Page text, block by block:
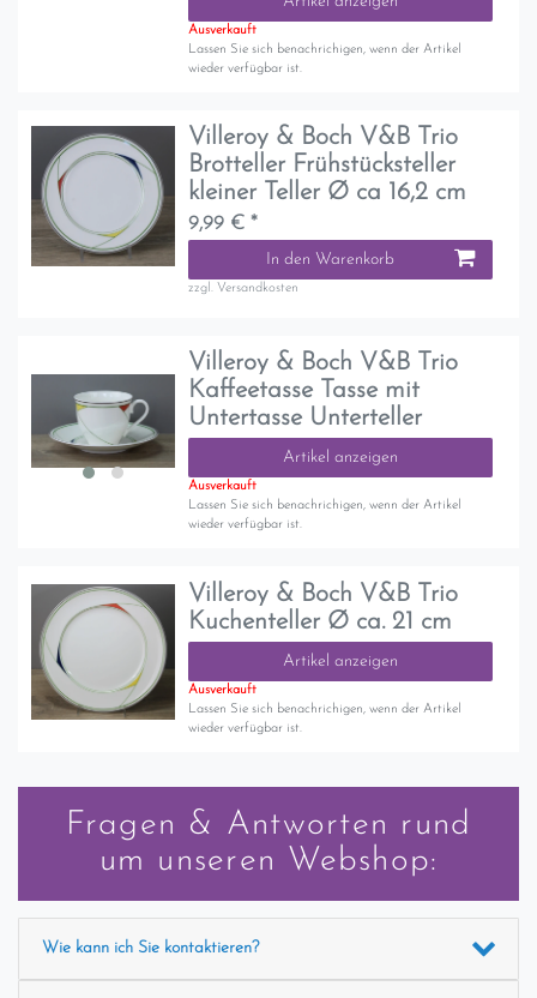
Ausverkauft
Lassen Sie sich benachrichigen, wenn der Artikel
wieder verfügbar ist.
Villeroy & Boch V&B Trio
Brotteller Frühstücksteller
kleiner Teller Ø ca 16,2 cm
9,99 € *
In den Warenkorb
zzgl. Versandkosten
Villeroy & Boch V&B Trio
Kaffeetasse Tasse mit
Untertasse Unterteller
Artikel anzeigen
Ausverkauft
Lassen Sie sich benachrichigen, wenn der Artikel
wieder verfügbar ist.
Villeroy & Boch V&B Trio
Kuchenteller Ø ca. 21 cm
Artikel anzeigen
Ausverkauft
Lassen Sie sich benachrichigen, wenn der Artikel
wieder verfügbar ist.
Fragen & Antworten rund
um unseren Webshop:
Wie kann ich Sie kontaktieren?